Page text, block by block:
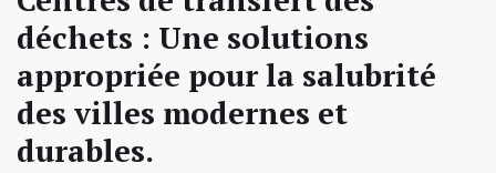
déchets : Une solutions
appropriée pour la salubrité
des villes modernes et
durables.